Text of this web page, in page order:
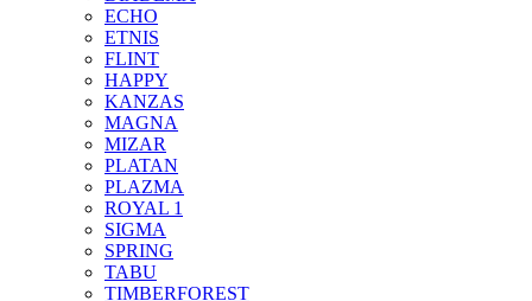
ECHO
ETNIS
FLINT
HAPPY
KANZAS
MAGNA
MIZAR
PLATAN
PLAZMA
ROYAL 1
SIGMA
SPRING
TABU
TIMBERFOREST